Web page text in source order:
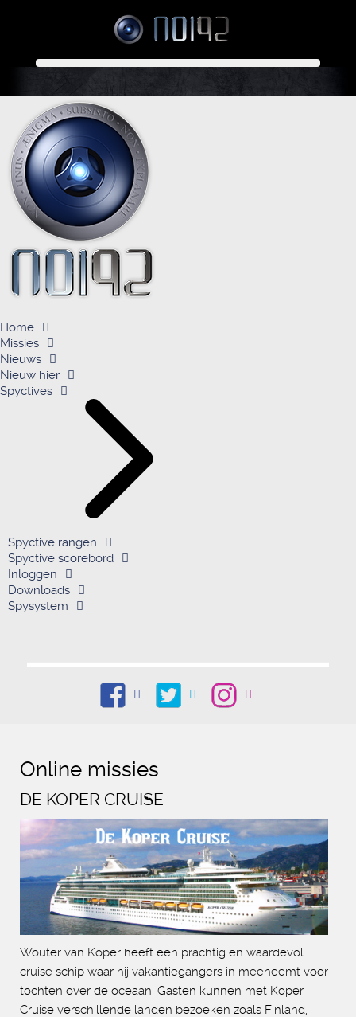
Home
Missies
Nieuws
Nieuw hier
Spyctives
Spyctive rangen
Spyctive scorebord
Inloggen
Downloads
Spysystem
Online missies
DE KOPER CRUISE
Wouter van Koper heeft een prachtig en waardevol
cruise schip waar hij vakantiegangers in meeneemt voor
tochten over de oceaan. Gasten kunnen met Koper
Cruise verschillende landen bezoeken zoals Finland,